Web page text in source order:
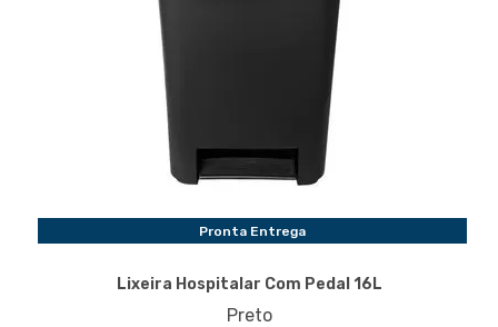
Pronta Entrega
Lixeira Hospitalar Com Pedal 16L
Preto